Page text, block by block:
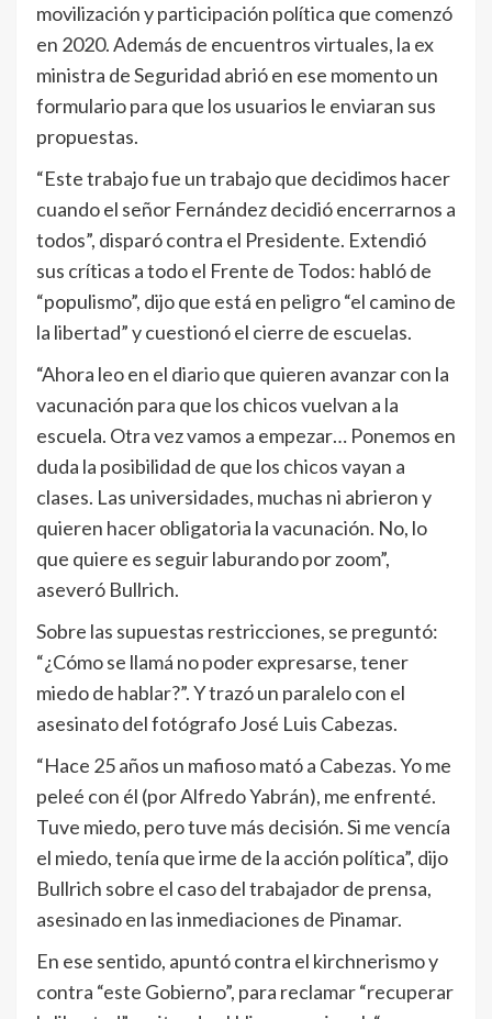
movilización y participación política que comenzó
en 2020. Además de encuentros virtuales, la ex
ministra de Seguridad abrió en ese momento un
formulario para que los usuarios le enviaran sus
propuestas.
“Este trabajo fue un trabajo que decidimos hacer
cuando el señor Fernández decidió encerrarnos a
todos”, disparó contra el Presidente. Extendió
sus críticas a todo el Frente de Todos: habló de
“populismo”, dijo que está en peligro “el camino de
la libertad” y cuestionó el cierre de escuelas.
“Ahora leo en el diario que quieren avanzar con la
vacunación para que los chicos vuelvan a la
escuela. Otra vez vamos a empezar… Ponemos en
duda la posibilidad de que los chicos vayan a
clases. Las universidades, muchas ni abrieron y
quieren hacer obligatoria la vacunación. No, lo
que quiere es seguir laburando por zoom”,
aseveró Bullrich.
Sobre las supuestas restricciones, se preguntó:
“¿Cómo se llamá no poder expresarse, tener
miedo de hablar?”. Y trazó un paralelo con el
asesinato del fotógrafo José Luis Cabezas.
“Hace 25 años un mafioso mató a Cabezas. Yo me
peleé con él (por Alfredo Yabrán), me enfrenté.
Tuve miedo, pero tuve más decisión. Si me vencía
el miedo, tenía que irme de la acción política”, dijo
Bullrich sobre el caso del trabajador de prensa,
asesinado en las inmediaciones de Pinamar.
En ese sentido, apuntó contra el kirchnerismo y
contra “este Gobierno”, para reclamar “recuperar